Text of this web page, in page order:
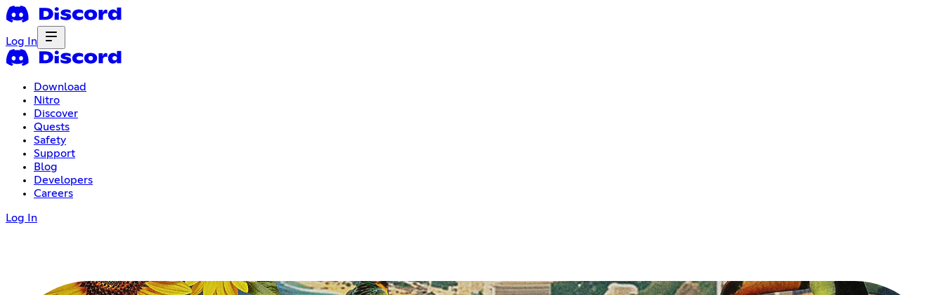
Log In
Download
Nitro
Discover
Quests
Safety
Support
Blog
Developers
Careers
Log In